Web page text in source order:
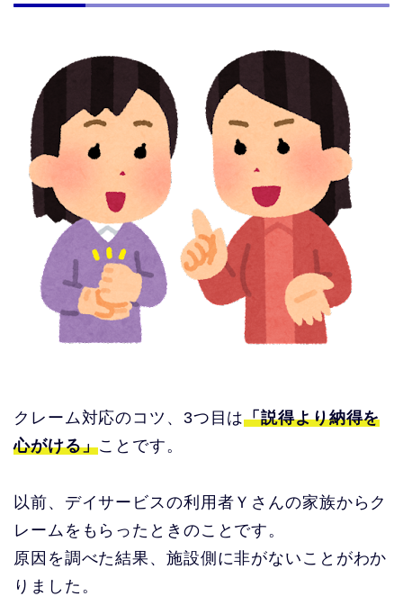
クレーム対応のコツ、3つ目は「説得より納得を
心がける」ことです。
以前、デイサービスの利用者Ｙさんの家族からク
レームをもらったときのことです。
原因を調べた結果、施設側に非がないことがわか
りました。